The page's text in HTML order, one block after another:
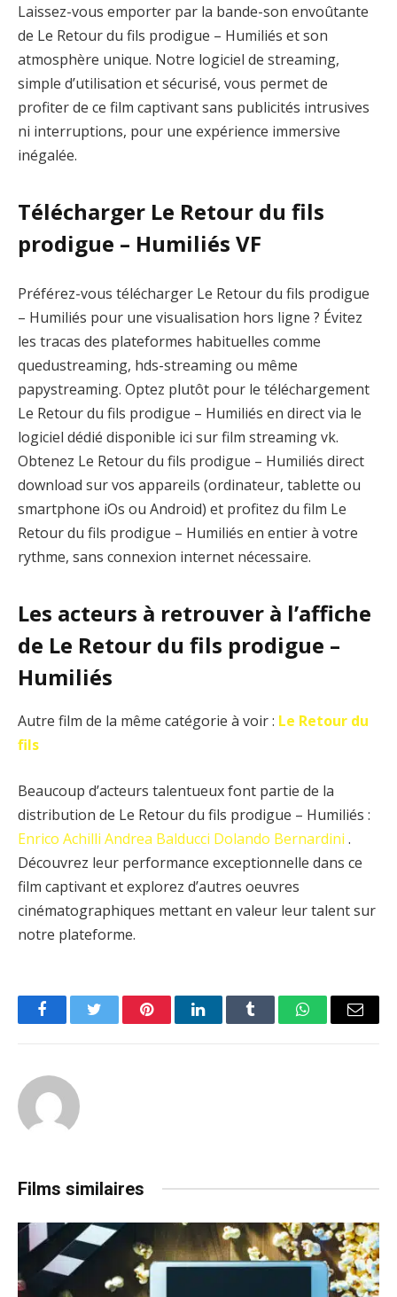
Laissez-vous emporter par la bande-son envoûtante
de Le Retour du fils prodigue – Humiliés et son
atmosphère unique. Notre logiciel de streaming,
simple d’utilisation et sécurisé, vous permet de
profiter de ce film captivant sans publicités intrusives
ni interruptions, pour une expérience immersive
inégalée.
Télécharger Le Retour du fils
prodigue – Humiliés VF
Préférez-vous télécharger Le Retour du fils prodigue
– Humiliés pour une visualisation hors ligne ? Évitez
les tracas des plateformes habituelles comme
quedustreaming, hds-streaming ou même
papystreaming. Optez plutôt pour le téléchargement
Le Retour du fils prodigue – Humiliés en direct via le
logiciel dédié disponible ici sur film streaming vk.
Obtenez Le Retour du fils prodigue – Humiliés direct
download sur vos appareils (ordinateur, tablette ou
smartphone iOs ou Android) et profitez du film Le
Retour du fils prodigue – Humiliés en entier à votre
rythme, sans connexion internet nécessaire.
Les acteurs à retrouver à l’affiche
de Le Retour du fils prodigue –
Humiliés
Autre film de la même catégorie à voir : Le Retour du
fils
Beaucoup d’acteurs talentueux font partie de la
distribution de Le Retour du fils prodigue – Humiliés :
Enrico Achilli Andrea Balducci Dolando Bernardini .
Découvrez leur performance exceptionnelle dans ce
film captivant et explorez d’autres oeuvres
cinématographiques mettant en valeur leur talent sur
notre plateforme.
FacebookTwitter PinterestLinkedInTumblr WhatsAppEmail
Films similaires